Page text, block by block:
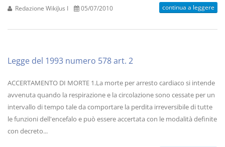
Redazione WikiJus I 05/07/2010 continua a leggere
Legge del 1993 numero 578 art. 2
ACCERTAMENTO DI MORTE 1.La morte per arresto cardiaco si intende
avvenuta quando la respirazione e la circolazione sono cessate per un
intervallo di tempo tale da comportare la perdita irreversibile di tutte
le funzioni dell'encefalo e può essere accertata con le modalità definite
con decreto...